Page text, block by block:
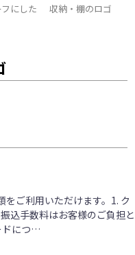
にした
収納・棚のロゴ
をご利用いただけます。1. ク
込手数料はお客様のご負担と
ドにつ…